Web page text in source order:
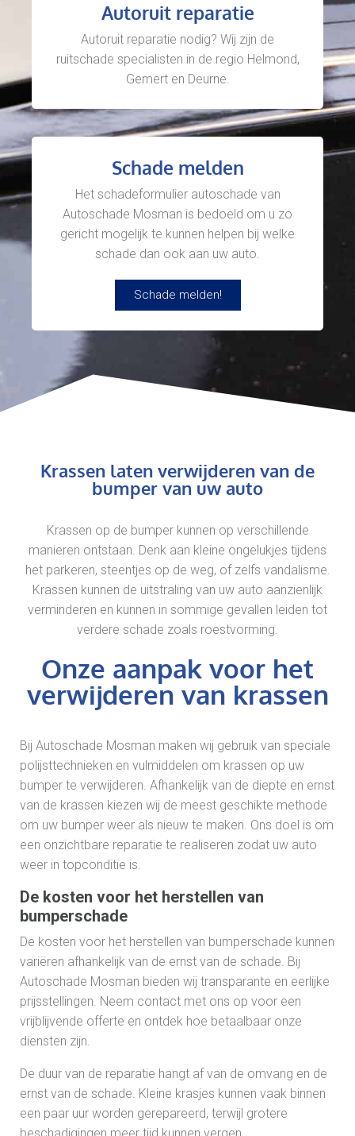
Autoruit reparatie
Autoruit reparatie nodig? Wij zijn de
ruitschade specialisten in de regio Helmond,
Gemert en Deurne.
Schade melden
Het schadeformulier autoschade van
Autoschade Mosman is bedoeld om u zo
gericht mogelijk te kunnen helpen bij welke
schade dan ook aan uw auto.
Schade melden!
Krassen laten verwijderen van de
bumper van uw auto
Krassen op de bumper kunnen op verschillende
manieren ontstaan. Denk aan kleine ongelukjes tijdens
het parkeren, steentjes op de weg, of zelfs vandalisme.
Krassen kunnen de uitstraling van uw auto aanzienlijk
verminderen en kunnen in sommige gevallen leiden tot
verdere schade zoals roestvorming.
Onze aanpak voor het
verwijderen van krassen
Bij Autoschade Mosman maken wij gebruik van speciale
polijsttechnieken en vulmiddelen om krassen op uw
bumper te verwijderen. Afhankelijk van de diepte en ernst
van de krassen kiezen wij de meest geschikte methode
om uw bumper weer als nieuw te maken. Ons doel is om
een onzichtbare reparatie te realiseren zodat uw auto
weer in topconditie is.
De kosten voor het herstellen van
bumperschade
De kosten voor het herstellen van bumperschade kunnen
variëren afhankelijk van de ernst van de schade. Bij
Autoschade Mosman bieden wij transparante en eerlijke
prijsstellingen. Neem contact met ons op voor een
vrijblijvende offerte en ontdek hoe betaalbaar onze
diensten zijn.
De duur van de reparatie hangt af van de omvang en de
ernst van de schade. Kleine krasjes kunnen vaak binnen
een paar uur worden gerepareerd, terwijl grotere